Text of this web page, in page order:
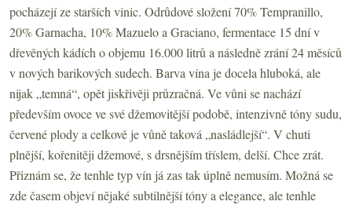
pocházejí ze starších vinic. Odrůdové složení 70% Tempranillo,
20% Garnacha, 10% Mazuelo a Graciano, fermentace 15 dní v
dřevěných kádích o objemu 16.000 litrů a následně zrání 24 měsíců
v nových barikových sudech. Barva vína je docela hluboká, ale
nijak „temná“, opět jiskřivěji průzračná. Ve vůni se nachází
především ovoce ve své džemovitější podobě, intenzivně tóny sudu,
červené plody a celkově je vůně taková „nasládlejší“. V chuti
plnější, kořenitěji džemové, s drsnějším tříslem, delší. Chce zrát.
Přiznám se, že tenhle typ vín já zas tak úplně nemusím. Možná se
zde časem objeví nějaké subtilnější tóny a elegance, ale tenhle